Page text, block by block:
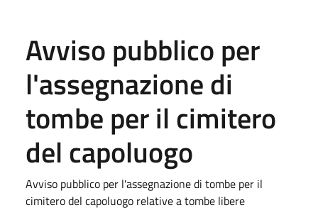
Avviso pubblico per
l'assegnazione di
tombe per il cimitero
del capoluogo
Avviso pubblico per l'assegnazione di tombe per il
cimitero del capoluogo relative a tombe libere